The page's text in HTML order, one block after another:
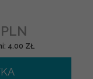
4.00 ZŁ